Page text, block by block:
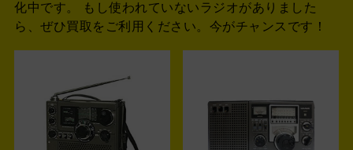
化中です。
もし使われていないラジオがありました
ら、 ぜひ買取をご利用ください。今がチャンスです！